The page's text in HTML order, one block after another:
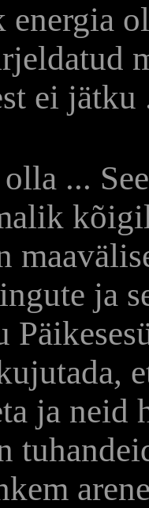
ei jätku
...
ja
ja neid